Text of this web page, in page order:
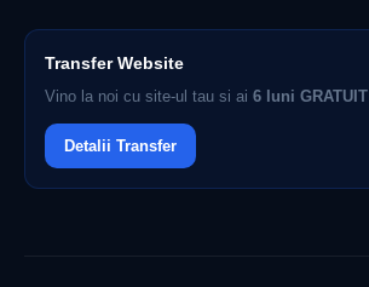
Transfer Website
Vino la noi cu site-ul tau si ai 6 luni GRATUIT
Detalii Transfer